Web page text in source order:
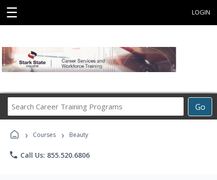
☰ LOGIN
Go
Career
› Courses › Beauty
phone Call Us: 855.520.6806